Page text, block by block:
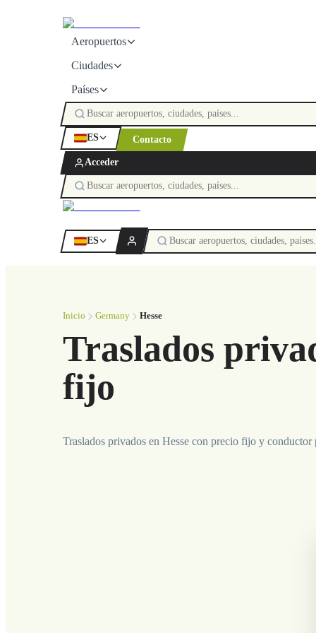
Aeropuertos
Ciudades
Países
ES Contacto
Acceder
ES
Inicio Germany Hesse
Traslados
fijo
Traslados privados en Hesse con precio fijo y conductor